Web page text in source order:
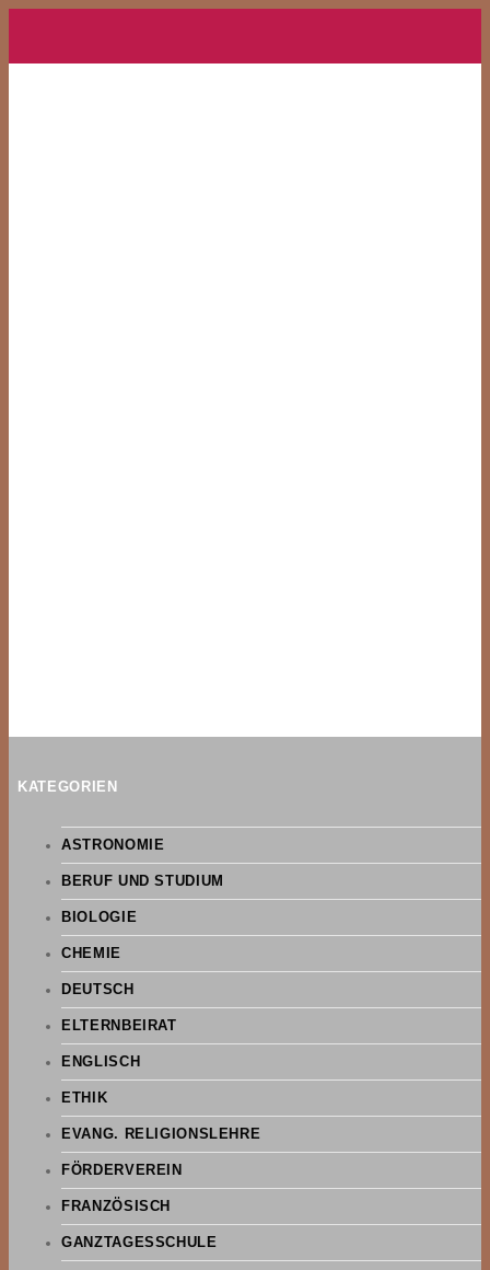
KATEGORIEN
ASTRONOMIE
BERUF UND STUDIUM
BIOLOGIE
CHEMIE
DEUTSCH
ELTERNBEIRAT
ENGLISCH
ETHIK
EVANG. RELIGIONSLEHRE
FÖRDERVEREIN
FRANZÖSISCH
GANZTAGESSCHULE